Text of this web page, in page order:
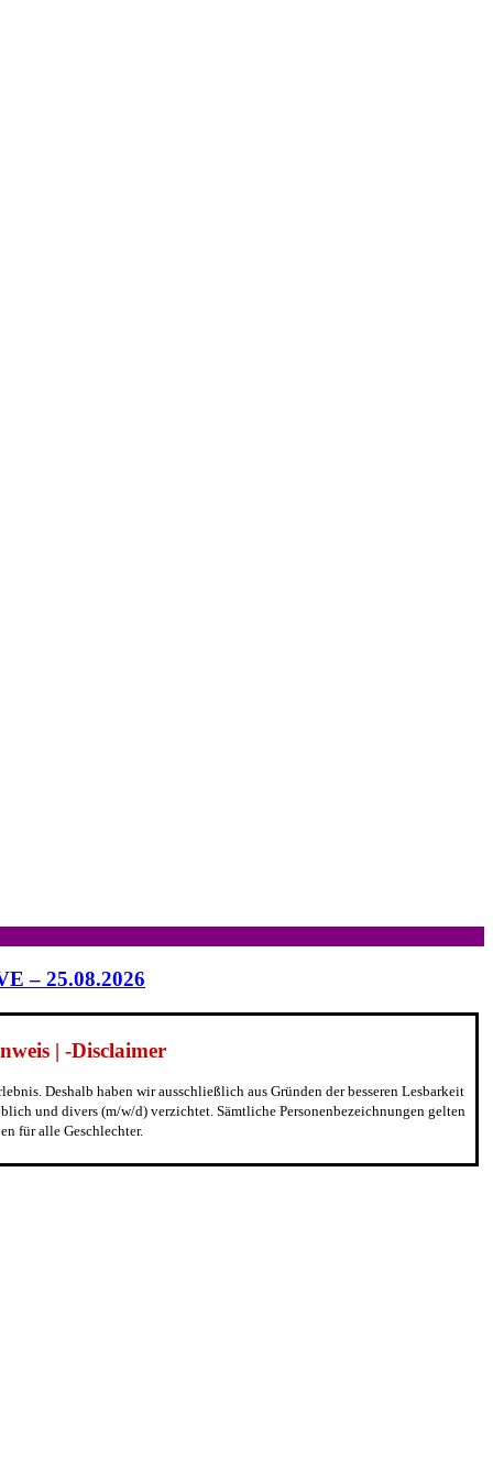
– 25.08.2026
| -Disclaimer
Deshalb haben wir ausschließlich aus Gründen der besseren Lesbarkeit
und divers (m/w/d) verzichtet. Sämtliche Personenbezeichnungen gelten
für alle Geschlechter.